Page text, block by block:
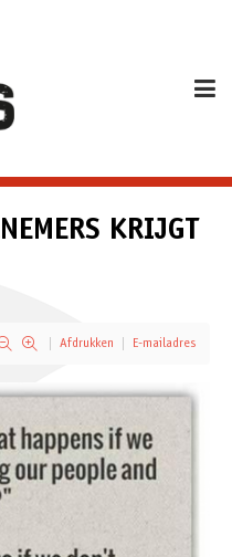
KRIJGT
Afdrukken E-mailadres